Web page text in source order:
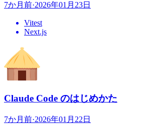
7か月前·2026年01月23日
Vitest
Next.js
Claude Code のはじめかた
7か月前·2026年01月22日